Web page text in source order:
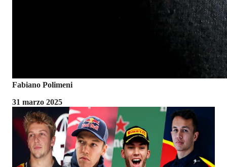
Fabiano Polimeni
31 marzo 2025